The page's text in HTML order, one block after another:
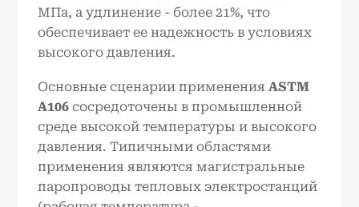
МПа, а удлинение - более 21%, что
обеспечивает ее надежность в условиях
высокого давления.
Основные сценарии примененияASTM
A106 сосредоточены в промышленной
среде высокой температуры и высокого
давления. Типичными областями
применения являются магистральные
паропроводы тепловых электростанций